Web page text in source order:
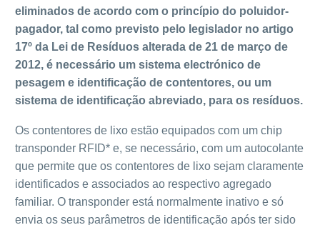
eliminados de acordo com o princípio do poluidor-
pagador, tal como previsto pelo legislador no artigo
17º da Lei de Resíduos alterada de 21 de março de
2012, é necessário um sistema electrónico de
pesagem e identificação de contentores, ou um
sistema de identificação abreviado, para os resíduos.
Os contentores de lixo estão equipados com um chip
transponder RFID* e, se necessário, com um autocolante
que permite que os contentores de lixo sejam claramente
identificados e associados ao respectivo agregado
familiar. O transponder está normalmente inativo e só
envia os seus parâmetros de identificação após ter sido